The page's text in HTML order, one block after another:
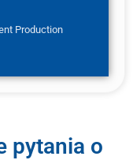
Production
pytania o